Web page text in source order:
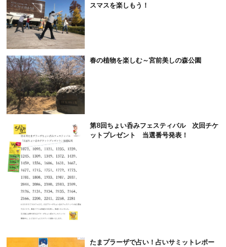
スマスを楽しもう！
春の植物を楽しむ～宮前美しの森公園
第8回ちょい呑みフェスティバル 次回チケ
ットプレゼント 当選番号発表！
たまプラーザで占い！占いサミットレポー